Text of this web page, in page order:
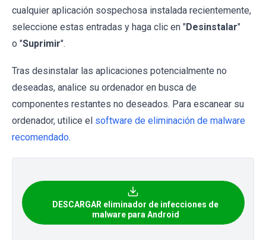
cualquier aplicación sospechosa instalada recientemente,
seleccione estas entradas y haga clic en "Desinstalar"
o "Suprimir".
Tras desinstalar las aplicaciones potencialmente no
deseadas, analice su ordenador en busca de
componentes restantes no deseados. Para escanear su
ordenador, utilice el software de eliminación de malware
recomendado.
DESCARGAR eliminador de infecciones de
malware para Android